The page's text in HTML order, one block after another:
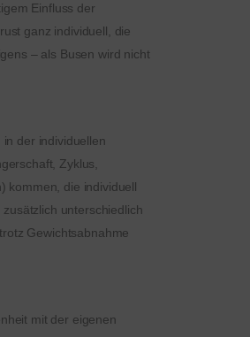
Einfluss der
ganz individuell, die
– als Busen wird nicht
der individuellen
Zyklus,
kommen, die individuell
unterschiedlich
Gewichtsabnahme
mit der eigenen